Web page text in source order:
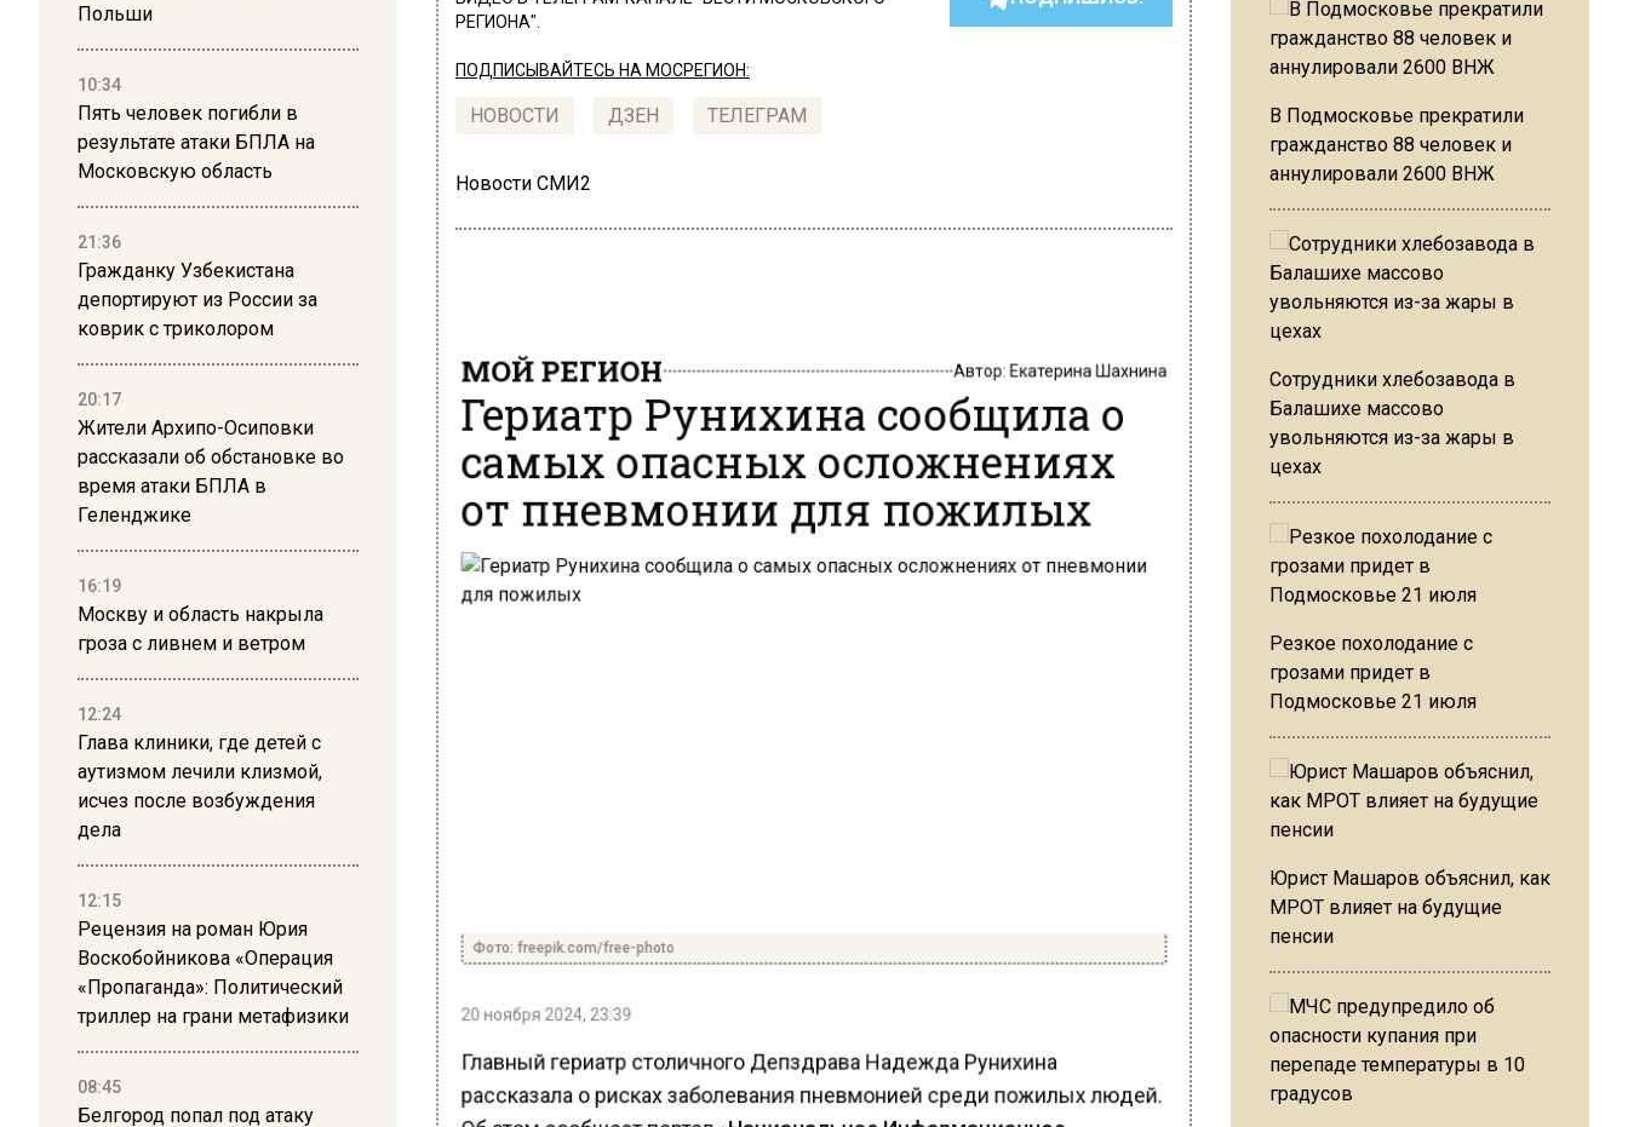
Польши
10:34
Пять человек погибли в
результате атаки БПЛА на
Московскую область
21:36
Гражданку Узбекистана
депортируют из России за
коврик с триколором
20:17
Жители Архипо-Осиповки
рассказали об обстановке во
время атаки БПЛА в
Геленджике
16:19
Москву и область накрыла
гроза с ливнем и ветром
12:24
Глава клиники, где детей с
аутизмом лечили клизмой,
исчез после возбуждения
дела
12:15
Рецензия на роман Юрия
Воскобойникова «Операция
«Пропаганда»: Политический
триллер на грани метафизики
08:45
Белгород попал под атаку
РЕГИОНА".
ПОДПИСЫВАЙТЕСЬ НА МОСРЕГИОН:
НОВОСТИ ДЗЕН ТЕЛЕГРАМ
Новости СМИ2
МОЙ РЕГИОН
Гериатр Рунихина сообщила о
самых опасных осложнениях
от пневмонии для пожилых
Фото: freepik.com/free-photo
20 ноября 2024, 23:39
Главный гериатр столичного Депздрава Надежда Рунихина
рассказала о рисках заболевания пневмонией среди пожилых людей.
В Подмосковье прекратили
гражданство 88 человек и
аннулировали 2600 ВНЖ
Сотрудники хлебозавода в
Балашихе массово
увольняются из-за жары в
цехах
Резкое похолодание с
грозами придет в
Подмосковье 21 июля
Юрист Машаров объяснил, как
МРОТ влияет на будущие
пенсии